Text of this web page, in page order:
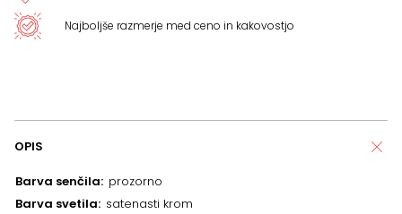
Najboljše razmerje med ceno in kakovostjo
OPIS
Barva senčila prozorno
Barva svetila satenasti krom